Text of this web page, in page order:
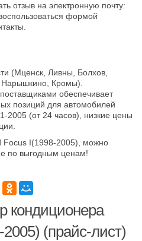
отзыв на электронную почту:
формой
(Мценск, Ливны, Болхов,
Нарышкино, Кромы).
обеспечивает
позиций для автомобилей
2005 (от 24 часов), низкие цены
Focus I(1998-2005), можно
по выгодным ценам!
кондиционера
(прайс-лист)